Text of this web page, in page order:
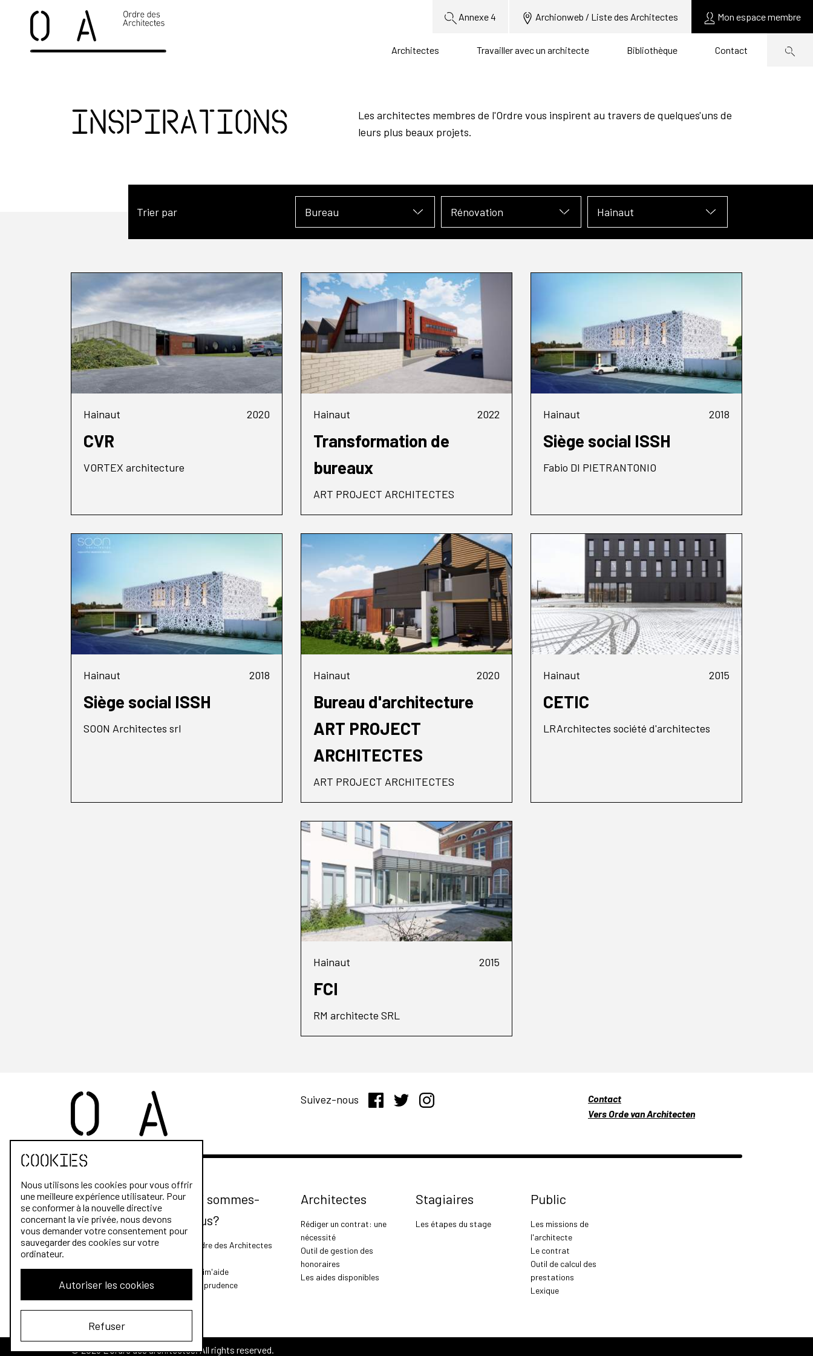
Annexe 4 Archionweb / Liste des Architectes Mon espace membre
Architectes Travailler avec un architecte Bibliothèque Contact
Inspirations
Les architectes membres de l'Ordre vous inspirent au travers de quelques'uns de
leurs plus beaux projets.
Trier par Bureau Rénovation Hainaut
Hainaut 2020
CVR
VORTEX architecture
Hainaut 2022
Transformation de
bureaux
ART PROJECT ARCHITECTES
Hainaut 2018
Siège social ISSH
Fabio DI PIETRANTONIO
Hainaut 2018
Siège social ISSH
SOON Architectes srl
Hainaut 2020
Bureau d'architecture
ART PROJECT
ARCHITECTES
ART PROJECT ARCHITECTES
Hainaut 2015
CETIC
LRArchitectes société d'architectes
Hainaut 2015
FCI
RM architecte SRL
Suivez-nous
Contact
Vers Orde van Architecten
Qui sommes-
nous?
L'Ordre des Architectes
Archim'aide
Jurisprudence
Architectes
Rédiger un contrat: une
nécessité
Outil de gestion des
honoraires
Les aides disponibles
Stagiaires
Les étapes du stage
Public
Les missions de
l'architecte
Le contrat
Outil de calcul des
prestations
Lexique
© 2026 L'Ordre des architectes. All rights reserved.
Cookies
Nous utilisons les cookies pour vous offrir
une meilleure expérience utilisateur. Pour
se conformer à la nouvelle directive
concernant la vie privée, nous devons
vous demander votre consentement pour
sauvegarder des cookies sur votre
ordinateur.
Autoriser les cookies
Refuser